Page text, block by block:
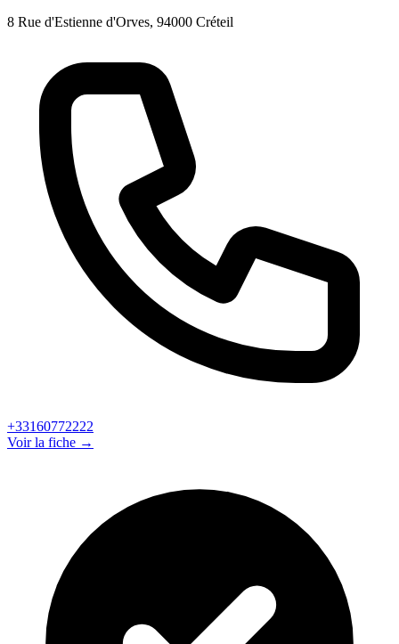
8 Rue d'Estienne d'Orves, 94000 Créteil
+33160772222
Voir la fiche →